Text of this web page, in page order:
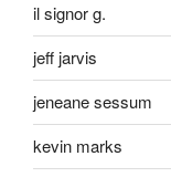
il signor g.
jeff jarvis
jeneane sessum
kevin marks